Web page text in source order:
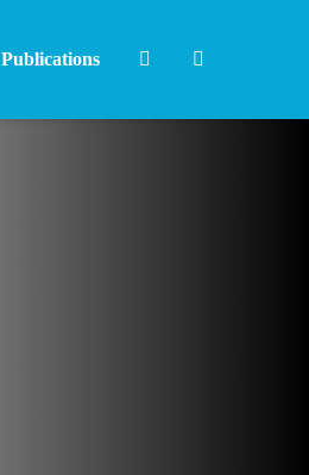
Publications